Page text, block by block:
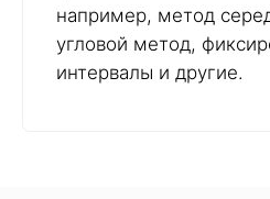
например, метод
угловой метод,
интервалы и другие.